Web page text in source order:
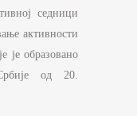
седници
активности
је образовано
од 20.